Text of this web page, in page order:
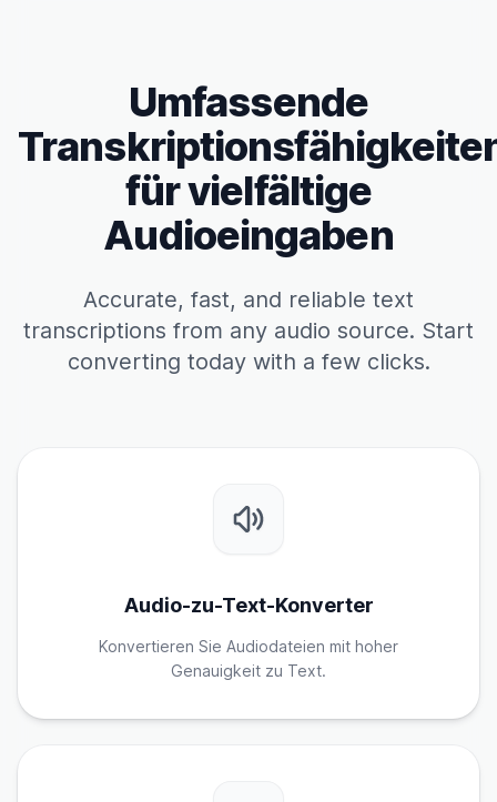
Umfassende
für vielfältige
Audioeingaben
Accurate, fast, and reliable text
transcriptions from any audio source. Start
converting today with a few clicks.
Audio-zu-Text-Konverter
Konvertieren Sie Audiodateien mit hoher
Genauigkeit zu Text.